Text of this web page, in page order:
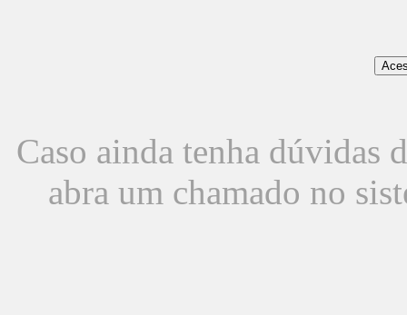
Caso ainda tenha dúvidas
abra um chamado no